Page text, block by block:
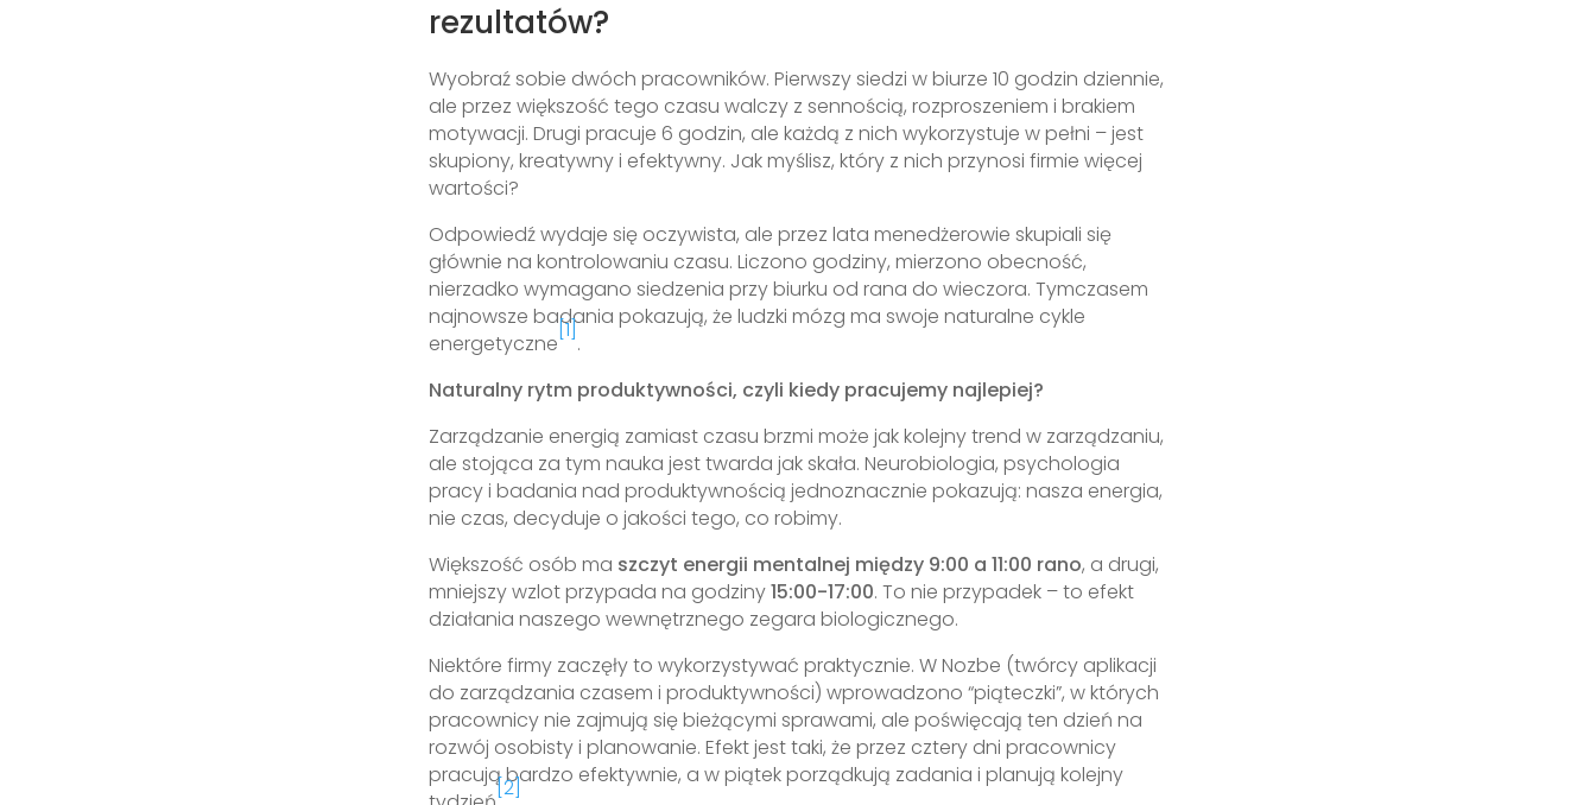
rezultatów?
Wyobraź sobie dwóch pracowników. Pierwszy siedzi w biurze 10 godzin dziennie,
ale przez większość tego czasu walczy z sennością, rozproszeniem i brakiem
motywacji. Drugi pracuje 6 godzin, ale każdą z nich wykorzystuje w pełni – jest
skupiony, kreatywny i efektywny. Jak myślisz, który z nich przynosi firmie więcej
wartości?
Odpowiedź wydaje się oczywista, ale przez lata menedżerowie skupiali się
głównie na kontrolowaniu czasu. Liczono godziny, mierzono obecność,
nierzadko wymagano siedzenia przy biurku od rana do wieczora. Tymczasem
najnowsze badania pokazują, że ludzki mózg ma swoje naturalne cykle
energetyczne
[1]
.
Naturalny rytm produktywności, czyli kiedy pracujemy najlepiej?
Zarządzanie energią zamiast czasu brzmi może jak kolejny trend w zarządzaniu,
ale stojąca za tym nauka jest twarda jak skała. Neurobiologia, psychologia
pracy i badania nad produktywnością jednoznacznie pokazują: nasza energia,
nie czas, decyduje o jakości tego, co robimy.
Większość osób ma szczyt energii mentalnej między 9:00 a 11:00 rano, a drugi,
mniejszy wzlot przypada na godziny15:00-17:00. To nie przypadek – to efekt
działania naszego wewnętrznego zegara biologicznego.
Niektóre firmy zaczęły to wykorzystywać praktycznie. W Nozbe (twórcy aplikacji
do zarządzania czasem i produktywności) wprowadzono “piąteczki”, w których
pracownicy nie zajmują się bieżącymi sprawami, ale poświęcają ten dzień na
rozwój osobisty i planowanie. Efekt jest taki, że przez cztery dni pracownicy
pracują bardzo efektywnie, a w piątek porządkują zadania i planują kolejny
[2]